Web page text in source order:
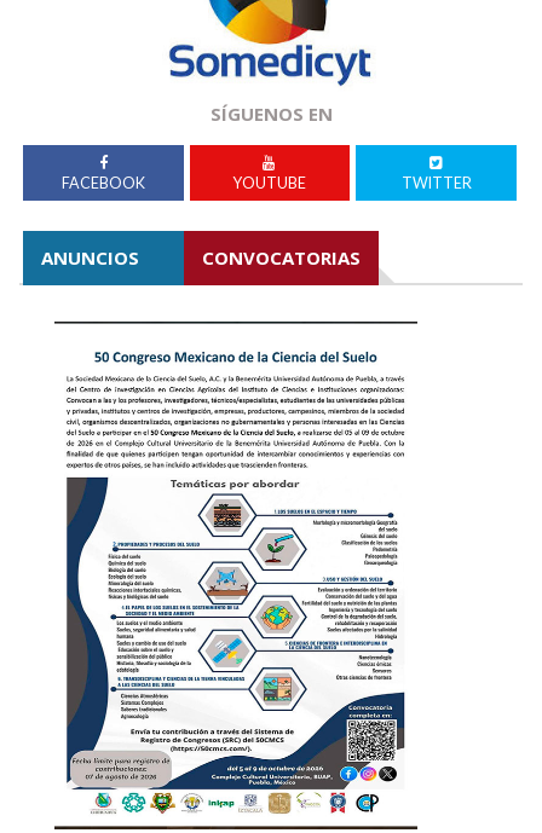
SÍGUENOS EN
FACEBOOK YOUTUBE TWITTER
ANUNCIOS CONVOCATORIAS